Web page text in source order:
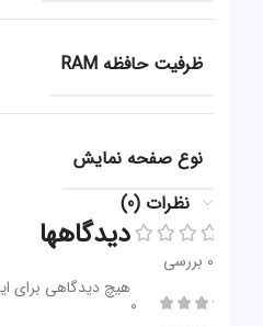
ظرفیت حافظه RAM
نوع صفحه نمایش
نظرات (0)
0 بررسی
0
دیدگاهها
هیچ دیدگاهی برای